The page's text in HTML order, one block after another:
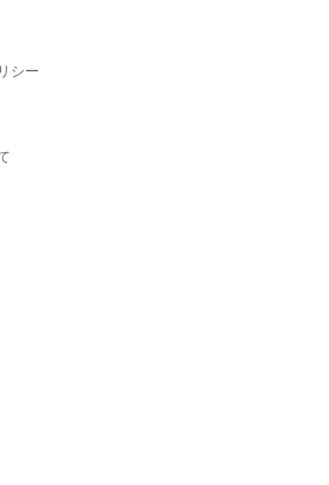
シー